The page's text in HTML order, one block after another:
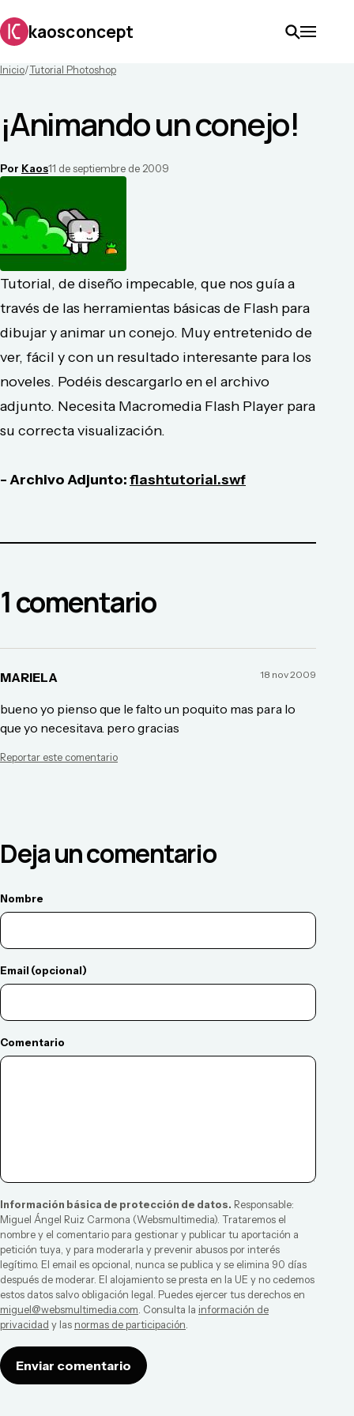
kaosconcept
Inicio/Tutorial Photoshop
¡Animando un conejo!
Por Kaos11 de septiembre de 2009
Tutorial, de diseño impecable, que nos guía a
través de las herramientas básicas de Flash para
dibujar y animar un conejo. Muy entretenido de
ver, fácil y con un resultado interesante para los
noveles. Podéis descargarlo en el archivo
adjunto. Necesita Macromedia Flash Player para
su correcta visualización.
- Archivo Adjunto:flashtutorial.swf
1comentario
MARIELA 18 nov 2009
bueno yo pienso que le falto un poquito mas para lo
que yo necesitava. pero gracias
Reportar este comentario
Deja un comentario
Nombre
Email (opcional)
Comentario
Información básica de protección de datos. Responsable:
Miguel Ángel Ruiz Carmona (Websmultimedia). Trataremos el
nombre y el comentario para gestionar y publicar tu aportación a
petición tuya, y para moderarla y prevenir abusos por interés
legítimo. El email es opcional, nunca se publica y se elimina 90 días
después de moderar. El alojamiento se presta en la UE y no cedemos
estos datos salvo obligación legal. Puedes ejercer tus derechos en
miguel@websmultimedia.com. Consulta la información de
privacidad y las normas de participación.
Enviar comentario